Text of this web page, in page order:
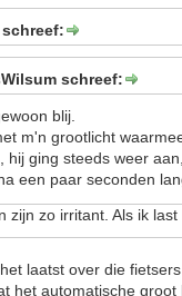
schreef:
blij.
m'n grootlicht
hij ging steeds weer
een paar seconden
zijn zo irritant. Als ik
laatst over die
het automatische groot